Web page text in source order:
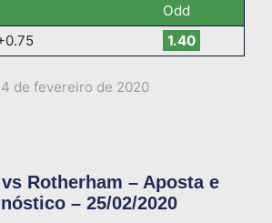
Odd
1.40
de fevereiro de 2020
Rotherham – Aposta e
– 25/02/2020